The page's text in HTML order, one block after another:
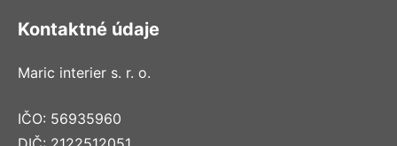
Kontaktné údaje
Maric interier s. r. o.
IČO: 56935960